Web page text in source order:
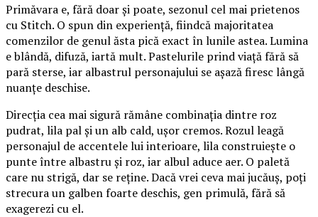
Primăvara e, fără doar și poate, sezonul cel mai prietenos
cu Stitch. O spun din experiență, fiindcă majoritatea
comenzilor de genul ăsta pică exact în lunile astea. Lumina
e blândă, difuză, iartă mult. Pastelurile prind viață fără să
pară sterse, iar albastrul personajului se așază firesc lângă
nuanțe deschise.
Direcția cea mai sigură rămâne combinația dintre roz
pudrat, lila pal și un alb cald, ușor cremos. Rozul leagă
personajul de accentele lui interioare, lila construiește o
punte între albastru și roz, iar albul aduce aer. O paletă
care nu strigă, dar se reține. Dacă vrei ceva mai jucăuș, poți
strecura un galben foarte deschis, gen primulă, fără să
exagerezi cu el.